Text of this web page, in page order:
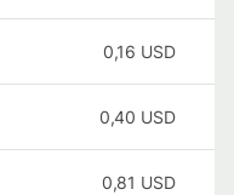
0,16 USD
0,40 USD
0,81 USD